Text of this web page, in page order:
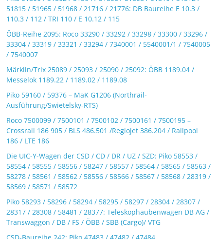
51815 / 51965 / 51968 / 21716 / 21776: DB Baureihe E 10.3 /
110.3 / 112 / TRI 110 / E 10.12 / 115
ÖBB-Reihe 2095: Roco 33290 / 33292 / 33298 / 33300 / 33296 /
33304 / 33319 / 33321 / 33294 / 7340001 / 5540001/1 / 7540005
/ 7540007
Märklin/Trix 25089 / 25093 / 25090 / 25092: ÖBB 1189.04 /
Messelok 1189.22 / 1189.02 / 1189.08
Piko 59160 / 59376 – MaK G1206 (Northrail-
Ausführung/Swietelsky-RTS)
Roco 7500099 / 7500101 / 7500102 / 7500161 / 7500195 –
Crossrail 186 905 / BLS 486.501 /Regiojet 386.204 / Railpool
186 / LTE 186
Die UIC-Y-Wagen der CSD / CD / DR / UZ / SZD: Piko 58553 /
58554 / 58555 / 58556 / 58247 / 58557 / 58564 / 58565 / 58563 /
58278 / 58561 / 58562 / 58556 / 58566 / 58567 / 58568 / 28319 /
58569 / 58571 / 58572
Piko 58293 / 58296 / 58294 / 58295 / 58297 / 28304 / 28307 /
28317 / 28308 / 58481 / 28377: Teleskophaubenwagen DB AG /
Transwaggon / DB / FS / ÖBB / SBB (Cargo)/ VTG